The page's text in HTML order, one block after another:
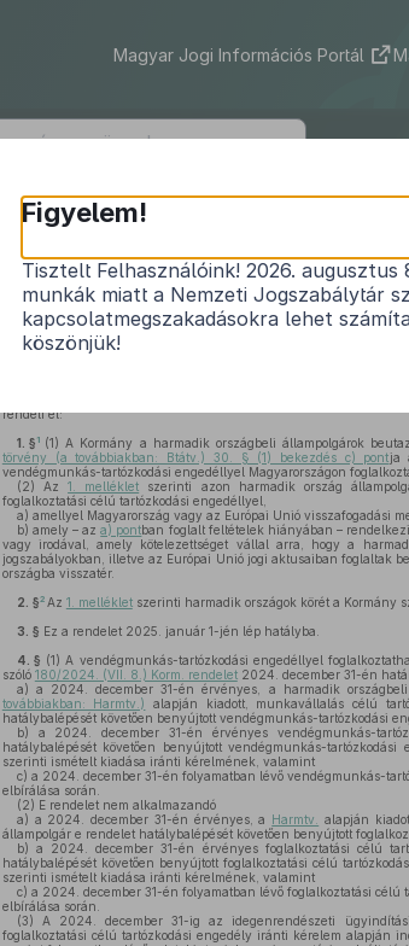
Magyar Jogi Információs Portál
450/2024.
vendégmunkások
rendeli el:
1. § 1 (1) A Kormány a harmadik országbeli állampolgárok
törvény (a továbbiakban: Btátv.) 30. § (1) bekezdés c) pontja
vendégmunkás-tartózkodási engedéllyel Magyarországon
(2) Az1. melléklet szerinti azon harmadik ország
foglalkoztatási célú tartózkodási engedéllyel,
a) amellyel Magyarország vagy az Európai Unió visszafogadási
b) amely – aza) pontban foglalt feltételek hiányában –
vagy irodával, amely kötelezettséget vállal arra, hogy a
jogszabályokban, illetve az Európai Unió jogi aktusaiban foglaltak
országba visszatér.
2. §2 Az 1. mellékletszerinti harmadik országok körét a Kormány
3. § Ez a rendelet 2025. január 1-jén lép hatályba.
4. § (1) A vendégmunkás-tartózkodási engedéllyel
szóló 180/2024. (VII. 8.) Korm. rendelet2024. december 31-én
a) a 2024. december 31-én érvényes, a harmadik
továbbiakban: Harmtv.)
alapján kiadott, munkavállalás célú
hatálybalépését követően benyújtott vendégmunkás-tartózkodási
b) a 2024. december 31-én érvényes vendégmunkás-
hatálybalépését követően benyújtott vendégmunkás-tartózkodási
szerinti ismételt kiadása iránti kérelmének, valamint
c) a 2024. december 31-én folyamatban lévő vendégmunkás-
elbírálása során.
(2) E rendelet nem alkalmazandó
a) a 2024. december 31-én érvényes, a Harmtv.
alapján
állampolgár e rendelet hatálybalépését követően benyújtott
b) a 2024. december 31-én érvényes foglalkoztatási célú
hatálybalépését követően benyújtott foglalkoztatási célú
szerinti ismételt kiadása iránti kérelmének, valamint
c) a 2024. december 31-én folyamatban lévő foglalkoztatási
elbírálása során.
(3) A 2024. december 31-ig az idegenrendészeti
foglalkoztatási célú tartózkodási engedély iránti kérelem alapján
Figyelem!
Tisztelt Felhasználóink! 2026.
munkák miatt a Nemzeti Jogszabálytár
kapcsolatmegszakadásokra lehet
köszönjük!